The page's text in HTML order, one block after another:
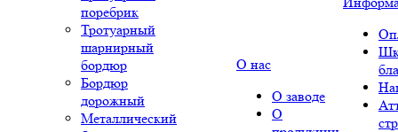
поребрик
Тротуарный
шарнирный
бордюр
Бордюр
дорожный
Металлический
О нас
О заводе
О